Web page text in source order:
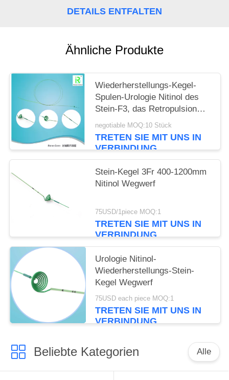
DETAILS ENTFALTEN
Ähnliche Produkte
Wiederherstellungs-Kegel-
Spulen-Urologie Nitinol des
Stein-F3, das Retropulsion
von Steinen verhindert
negotiable MOQ:10 Stück
TRETEN SIE MIT UNS IN
VERBINDUNG
Stein-Kegel 3Fr 400-1200mm
Nitinol Wegwerf
75USD/1piece MOQ:1
TRETEN SIE MIT UNS IN
VERBINDUNG
Urologie Nitinol-
Wiederherstellungs-Stein-
Kegel Wegwerf
75USD each piece MOQ:1
TRETEN SIE MIT UNS IN
VERBINDUNG
Beliebte Kategorien Alle